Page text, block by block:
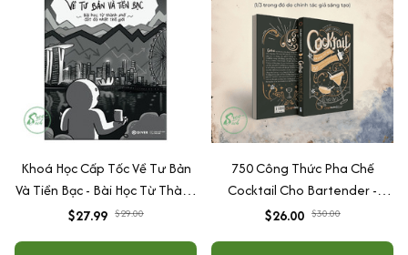
Khoá Học Cấp Tốc Về Tư Bản
Và Tiền Bạc - Bài Học Từ Thành
Phố Đắt Đỏ Nhất Thế Giới
$27.99 $29.00
750 Công Thức Pha Chế
Cocktail Cho Bartender -
Coctail Và Hơn Thế Nữa
$26.00 $30.00